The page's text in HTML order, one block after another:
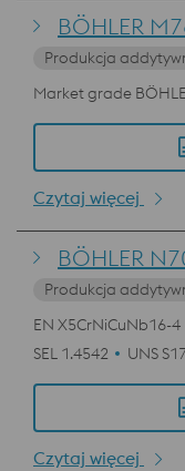
BÖHLER
Produkcja
Market grade
Czytaj więcej
BÖHLER
Produkcja
EN X5CrNiCuNb16-4
SEL 1.4542
UNS
Czytaj więcej